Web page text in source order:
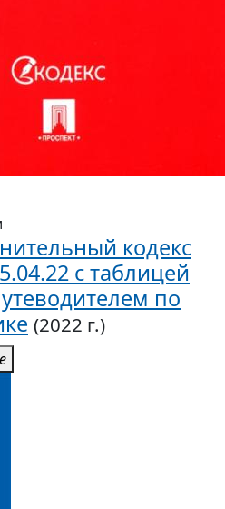
кодекс
с таблицей
по
(2022 г.)